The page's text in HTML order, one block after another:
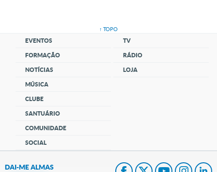
↑ TOPO
EVENTOS
FORMAÇÃO
NOTÍCIAS
MÚSICA
CLUBE
SANTUÁRIO
COMUNIDADE
SOCIAL
TV
RÁDIO
LOJA
DAI-ME ALMAS